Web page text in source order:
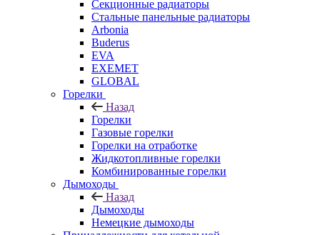
Секционные радиаторы
Стальные панельные радиаторы
Arbonia
Buderus
EVA
EXEMET
GLOBAL
Горелки
Назад
Горелки
Газовые горелки
Горелки на отработке
Жидкотопливные горелки
Комбинированные горелки
Дымоходы
Назад
Дымоходы
Немецкие дымоходы